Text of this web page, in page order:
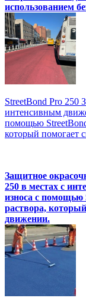
использованием
StreetBond Pro 250
интенсивным
помощью
который помогает
Защитное
250 в местах с
износа с
раствора,
движении.